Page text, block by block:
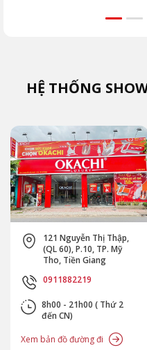
HỆ THỐNG
121 Nguyễn Thị Thập,
(QL 60), P.10, TP. Mỹ
Tho, Tiền Giang
0911882219
8h00 - 21h00 ( Thứ 2
đến CN)
Xem bản đồ đường đi